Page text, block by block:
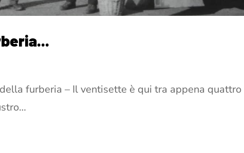
furberia – Il ventisette è qui tra appena quattro